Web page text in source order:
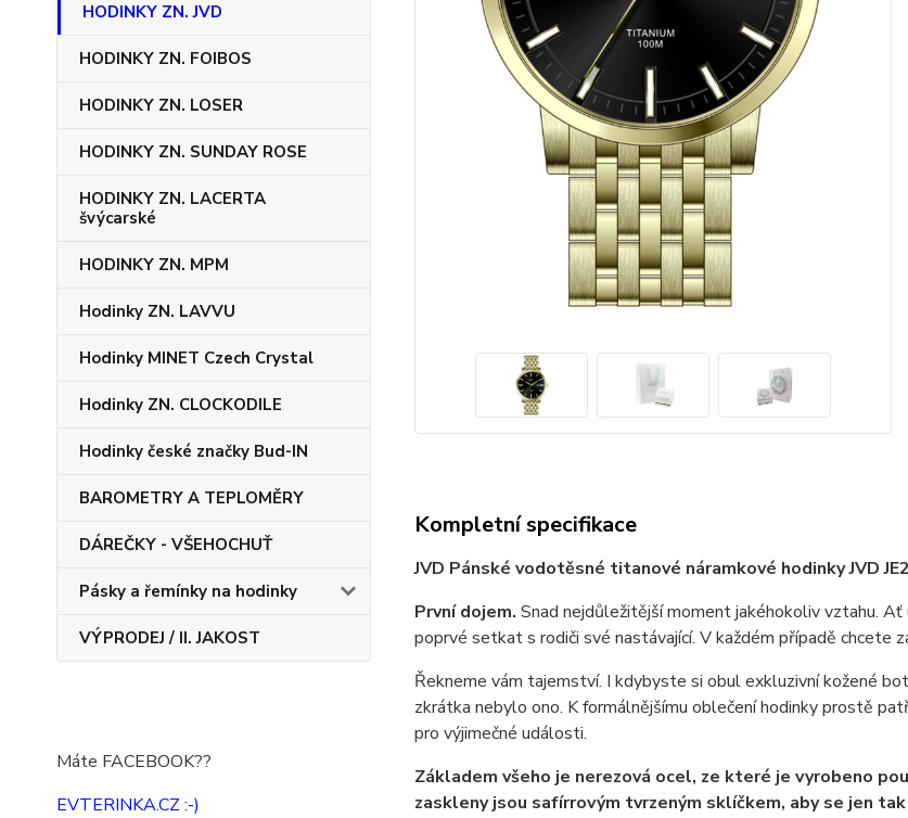
HODINKY ZN. JVD
HODINKY ZN. FOIBOS
HODINKY ZN. LOSER
HODINKY ZN. SUNDAY ROSE
HODINKY ZN. LACERTA
švýcarské
HODINKY ZN. MPM
Hodinky ZN. LAVVU
Hodinky MINET Czech Crystal
Hodinky ZN. CLOCKODILE
Hodinky české značky Bud-IN
BAROMETRY A TEPLOMĚRY
DÁREČKY - VŠEHOCHUŤ
Pásky a řemínky na hodinky
VÝPRODEJ / II. JAKOST
Máte FACEBOOK??
EVTERINKA.CZ :-)
Kompletní specifikace
JVD Pánské vodotěsné titanové náramkové hodinky JVD
První dojem. Snad nejdůležitější moment jakéhokoliv vztahu.
poprvé setkat s rodiči své nastávající. V každém případě chcete
Řekneme vám tajemství. I kdybyste si obul exkluzivní kožené
zkrátka nebylo ono. K formálnějšímu oblečení hodinky prostě
pro výjimečné události.
Základem všeho je nerezová ocel, ze které je vyrobeno
zaskleny jsou safírrovým tvrzeným sklíčkem, aby se jen